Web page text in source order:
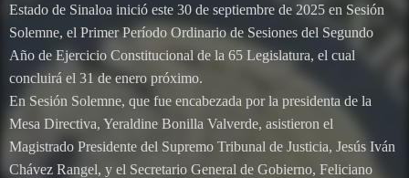
Estado de Sinaloa inició este 30 de septiembre de 2025 en Sesión
Solemne, el Primer Período Ordinario de Sesiones del Segundo
Año de Ejercicio Constitucional de la 65 Legislatura, el cual
concluirá el 31 de enero próximo.
En Sesión Solemne, que fue encabezada por la presidenta de la
Mesa Directiva, Yeraldine Bonilla Valverde, asistieron el
Magistrado Presidente del Supremo Tribunal de Justicia, Jesús Iván
Chávez Rangel, y el Secretario General de Gobierno, Feliciano